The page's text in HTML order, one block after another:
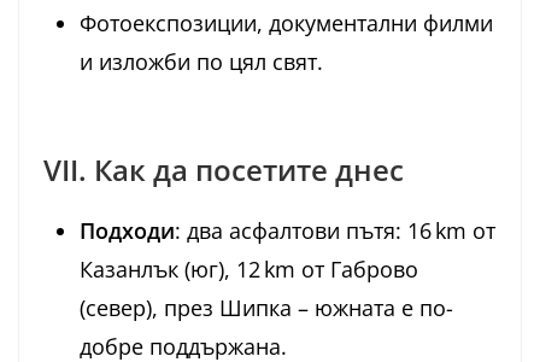
Фотоекспозиции, документални филми
и изложби по цял свят.
VII. Как да посетите днес
Подходи: два асфалтови пътя: 16 km от
Казанлък (юг), 12 km от Габрово
(север), през Шипка – южната е по-
добре поддържана.